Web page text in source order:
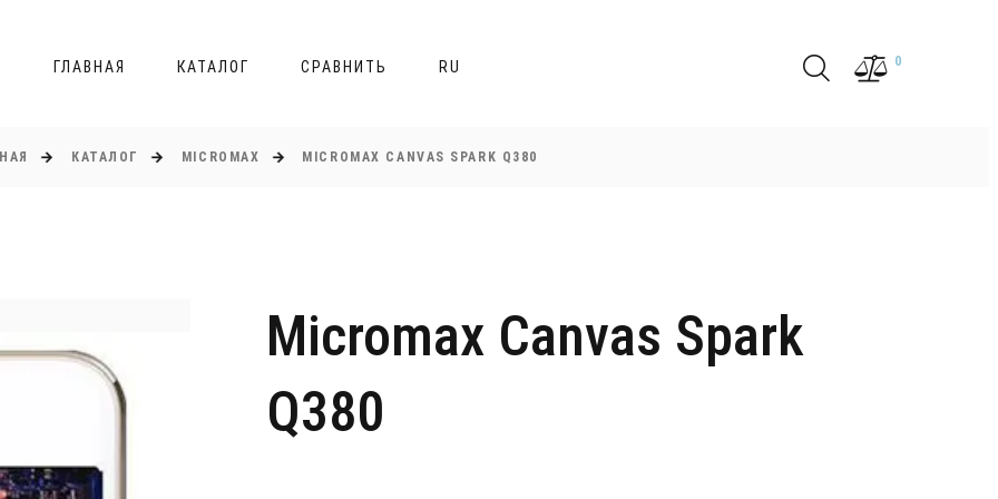
ГЛАВНАЯ КАТАЛОГ СРАВНИТЬ RU 0
КАТАЛОГ MICROMAX MICROMAX CANVAS SPARK Q380
Micromax Canvas Spark
Q380